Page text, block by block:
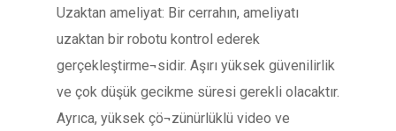
Uzaktan ameliyat: Bir cerrahın, ameliyatı
uzaktan bir robotu kontrol ederek
gerçekleştirme¬sidir. Aşırı yüksek güvenilirlik
ve çok düşük gecikme süresi gerekli olacaktır.
Ayrıca, yüksek çö¬zünürlüklü video ve